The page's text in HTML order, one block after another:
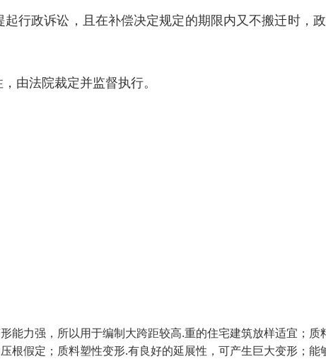
行政诉讼，且在补偿决定规定的期限内又不搬迁时，
由法院裁定并监督执行。
能力强，所以用于编制大跨距较高.重的住宅建筑放样适宜；质
根假定；质料塑性变形.有良好的延展性，可产生巨大变形；能